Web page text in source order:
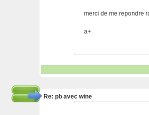
merci de me repondre
a+
Re: pb avec wine